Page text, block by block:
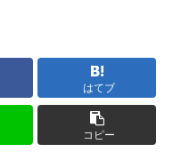
はてブ
コピー